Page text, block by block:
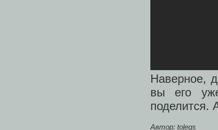
Наверное,
вы его
поделится.
Автор: tolegs